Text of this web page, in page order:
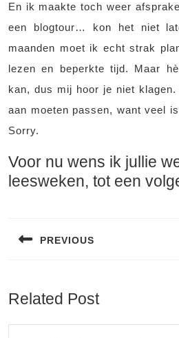
En ik maakte toch weer
een blogtour… kon het niet
maanden moet ik echt strak
lezen en beperkte tijd. Maar
kan, dus mij hoor je niet
aan moeten passen, want veel
Sorry.
Voor nu wens ik jullie
leesweken, tot een
PREVIOUS
Related Post